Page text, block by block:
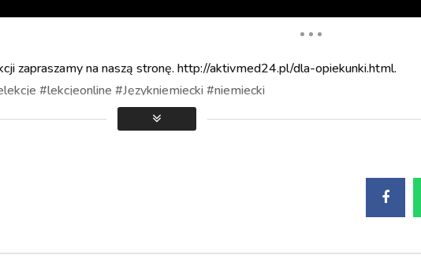
zapraszamy na naszą stronę. http://aktivmed24.pl/dla-opiekunki.html.
#lekcjeonline #Językniemiecki #niemiecki